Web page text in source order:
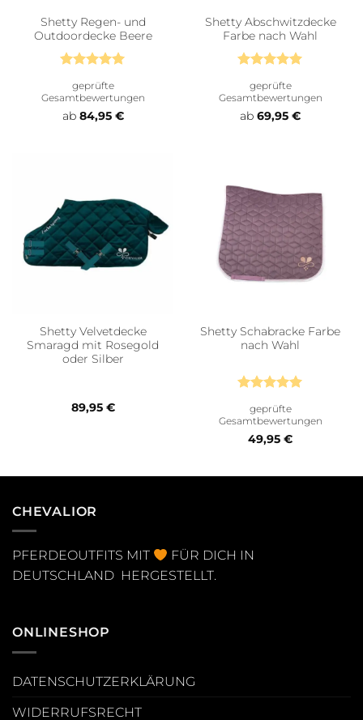
Shetty Regen- und
Outdoordecke Beere
mit5von
5
geprüfte
Gesamtbewertungen
ab 84,95 €
Shetty Abschwitzdecke
Farbe nach Wahl
mit5von
5
geprüfte
Gesamtbewertungen
ab 69,95 €
Shetty Velvetdecke
Smaragd mit Rosegold
oder Silber
89,95 €
Shetty Schabracke Farbe
nach Wahl
mit5von
5
geprüfte
Gesamtbewertungen
49,95 €
CHEVALIOR
PFERDEOUTFITS MIT
FÜR DICH IN
DEUTSCHLAND HERGESTELLT.
ONLINESHOP
DATENSCHUTZERKLÄRUNG
WIDERRUFSRECHT